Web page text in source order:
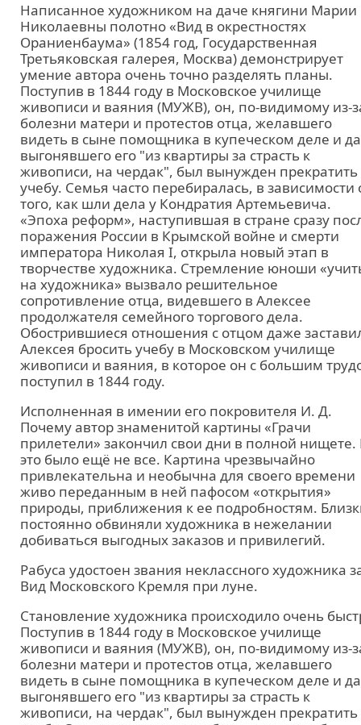
Написанное художником на даче княгини Марии
Николаевны полотно «Вид в окрестностях
Ораниенбаума» (1854 год, Государственная
Третьяковская галерея, Москва) демонстрирует
умение автора очень точно разделять планы.
Поступив в 1844 году в Московское училище
живописи и ваяния (МУЖВ), он, по-видимому из-
болезни матери и протестов отца, желавшего
видеть в сыне помощника в купеческом деле и
выгонявшего его "из квартиры за страсть к
живописи, на чердак", был вынужден прекратить
учебу. Семья часто перебиралась, в зависимости
того, как шли дела у Кондратия Артемьевича.
«Эпоха реформ», наступившая в стране сразу
поражения России в Крымской войне и смерти
императора Николая I, открыла новый этап в
творчестве художника. Стремление юноши
на художника» вызвало решительное
сопротивление отца, видевшего в Алексее
продолжателя семейного торгового дела.
Обострившиеся отношения с отцом даже
Алексея бросить учебу в Московском училище
живописи и ваяния, в которое он с большим
поступил в 1844 году.
Исполненная в имении его покровителя И. Д.
Почему автор знаменитой картины «Грачи
прилетели» закончил свои дни в полной
это было ещё не все. Картина чрезвычайно
привлекательна и необычна для своего времени
живо переданным в ней пафосом «открытия»
природы, приближения к ее подробностям.
постоянно обвиняли художника в нежелании
добиваться выгодных заказов и привилегий.
Рабуса удостоен звания неклассного художника
Вид Московского Кремля при луне.
Становление художника происходило очень
Поступив в 1844 году в Московское училище
живописи и ваяния (МУЖВ), он, по-видимому из-
болезни матери и протестов отца, желавшего
видеть в сыне помощника в купеческом деле и
выгонявшего его "из квартиры за страсть к
живописи, на чердак", был вынужден прекратить